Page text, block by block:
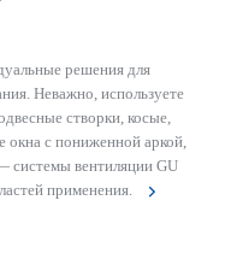
решения для
Неважно, исполь­зуете
створки, косые,
окна с пониженной аркой,
вентиляции GU
применения.